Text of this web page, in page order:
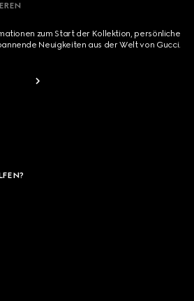
zum Start der Kollektion, persönliche
Neuigkeiten aus der Welt von Gucci.